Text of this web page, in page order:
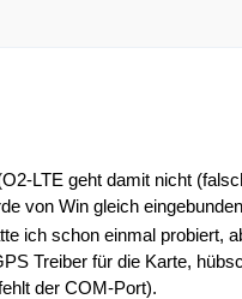
LTE geht damit nicht
von Win gleich
ich schon einmal probiert,
Treiber für die Karte,
der COM-Port).